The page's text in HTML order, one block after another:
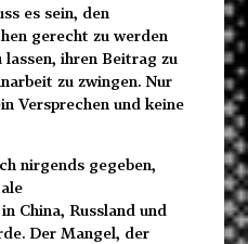
es sein, den
gerecht zu werden
ihren Beitrag zu
zu zwingen. Nur
Versprechen und keine
nirgends gegeben,
China, Russland und
Der Mangel, der